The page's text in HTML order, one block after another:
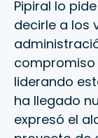
Pipiral lo
decirle a los
liderando
ha llegado
expresó el